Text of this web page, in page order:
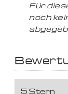
Für
noch